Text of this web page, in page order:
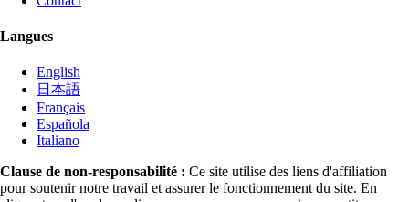
Langues
English
日本語
Français
Española
Italiano
Clause de non-responsabilité : Ce site utilise des liens d'affiliation
pour soutenir notre travail et assurer le fonctionnement du site. En